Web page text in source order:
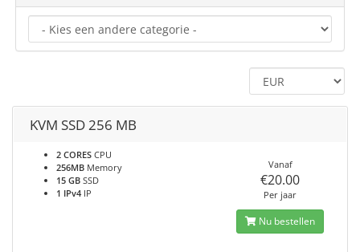
KVM SSD 256 MB
2 CORES CPU
256MB Memory
15 GB SSD
1 IPv4 IP
Vanaf
€20.00
Per jaar
Nu bestellen